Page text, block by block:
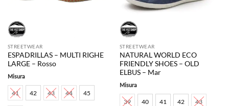
STREETWEAR
ESPADRILLAS – MULTI RIGHE
LARGE – Rosso
Misura
41 42 43 44 45
STREETWEAR
NATURAL WORLD ECO
FRIENDLY SHOES – OLD
ELBUS – Mar
Misura
39 40 41 42 43